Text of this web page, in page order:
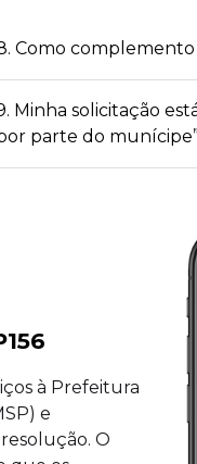
Como
Minha solicitação
parte do
à Prefeitura
e
O